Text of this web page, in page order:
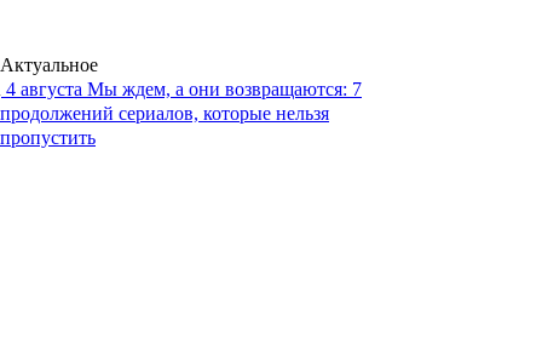
Актуальное
4 августа Мы ждем, а они возвращаются: 7
продолжений сериалов, которые нельзя
пропустить